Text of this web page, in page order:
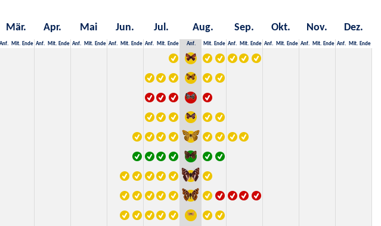
Mär. Apr. Mai Jun. Jul. Aug. Sep. Okt. Nov. Dez.
Anf. Mit. Ende Anf. Mit. Ende Anf. Mit. Ende Anf. Mit. Ende Anf. Mit. Ende Anf. Mit. Ende Anf. Mit. Ende Anf. Mit. Ende Anf. Mit. Ende Anf. Mit. Ende